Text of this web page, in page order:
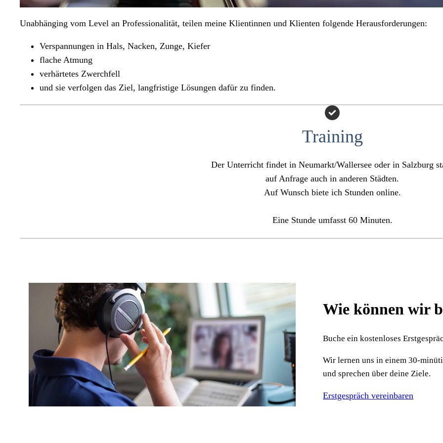
Unabhänging vom Level an Professionalität, teilen meine Klientinnen und Klienten folgende Herausforderungen:
Verspannungen in Hals, Nacken, Zunge, Kiefer
flache Atmung
verhärtetes Zwerchfell
und sie verfolgen das Ziel, langfristige Lösungen dafür zu finden.
Training
Der Unterricht findet in Neumarkt/Wallersee oder in Salzburg
auf Anfrage auch in anderen Städten.
Auf Wunsch biete ich Stunden online.
Eine Stunde umfasst 60 Minuten.
Wie können wir
Buche ein kostenloses
Wir lernen uns in einem 30-
und sprechen über deine Ziele.
Erstgespräch vereinbaren